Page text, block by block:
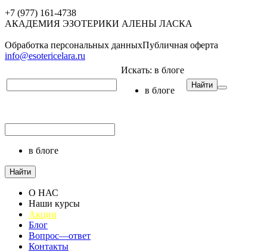
+7 (977) 161-4738
АКАДЕМИЯ ЭЗОТЕРИКИ АЛЕНЫ ЛАСКА
Обработка персональных данныхПубличная оферта
info@esotericelara.ru
Искать: в блоге
в блоге
Найти
в блоге
Найти
О НАС
Наши курсы
Акции
Блог
Вопрос—ответ
Контакты